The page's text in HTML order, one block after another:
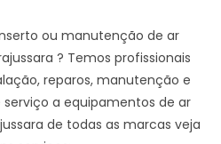
ou manutenção de ar
? Temos profissionais
reparos, manutenção e
a equipamentos de ar
de todas as marcas veja